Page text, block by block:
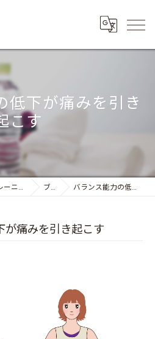
低下が痛みを引き
こす
葛飾区のジムなら整体×トレーニング トータルボディケア OF LIFE ブログ バランス能力の低下が痛みを引き起こす
が痛みを引き起こす